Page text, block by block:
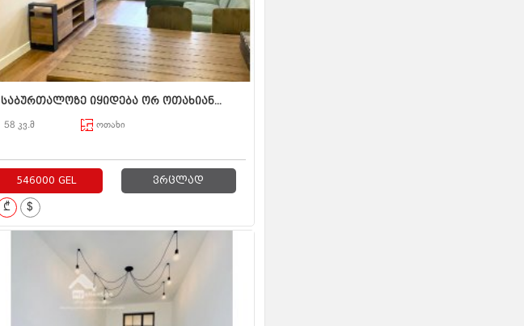
საბურთალოზე იყიდება ორ ოთახიან...
58 კვ.მ ოთახი
546000 GEL ვრცლად
₾ $